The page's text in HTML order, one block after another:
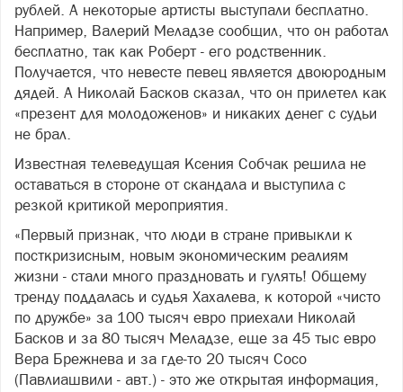
рублей. А некоторые артисты выступали бесплатно.
Например, Валерий Меладзе сообщил, что он работал
бесплатно, так как Роберт - его родственник.
Получается, что невесте певец является двоюродным
дядей. А Николай Басков сказал, что он прилетел как
«презент для молодоженов» и никаких денег с судьи
не брал.
Известная телеведущая Ксения Собчак решила не
оставаться в стороне от скандала и выступила с
резкой критикой мероприятия.
«Первый признак, что люди в стране привыкли к
посткризисным, новым экономическим реалиям
жизни - стали много праздновать и гулять! Общему
тренду поддалась и судья Хахалева, к которой «чисто
по дружбе» за 100 тысяч евро приехали Николай
Басков и за 80 тысяч Меладзе, еще за 45 тыс евро
Вера Брежнева и за где-то 20 тысяч Сосо
(Павлиашвили - авт.) - это же открытая информация,